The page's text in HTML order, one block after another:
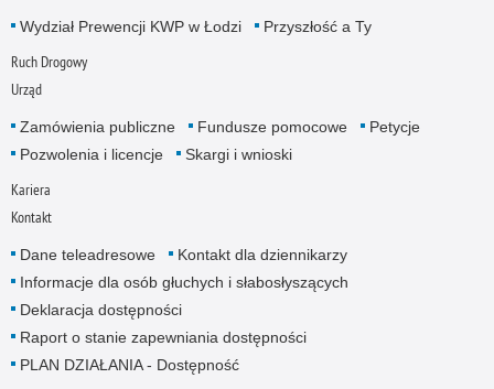
Wydział Prewencji KWP w Łodzi Przyszłość a Ty
Ruch Drogowy
Urząd
Zamówienia publiczne Fundusze pomocowe
Petycje
Pozwolenia i licencje
Skargi i wnioski
Kariera
Kontakt
Dane teleadresowe
Kontakt dla dziennikarzy
Informacje dla osób głuchych i słabosłyszących
Deklaracja dostępności
Raport o stanie zapewniania dostępności
PLAN DZIAŁANIA - Dostępność